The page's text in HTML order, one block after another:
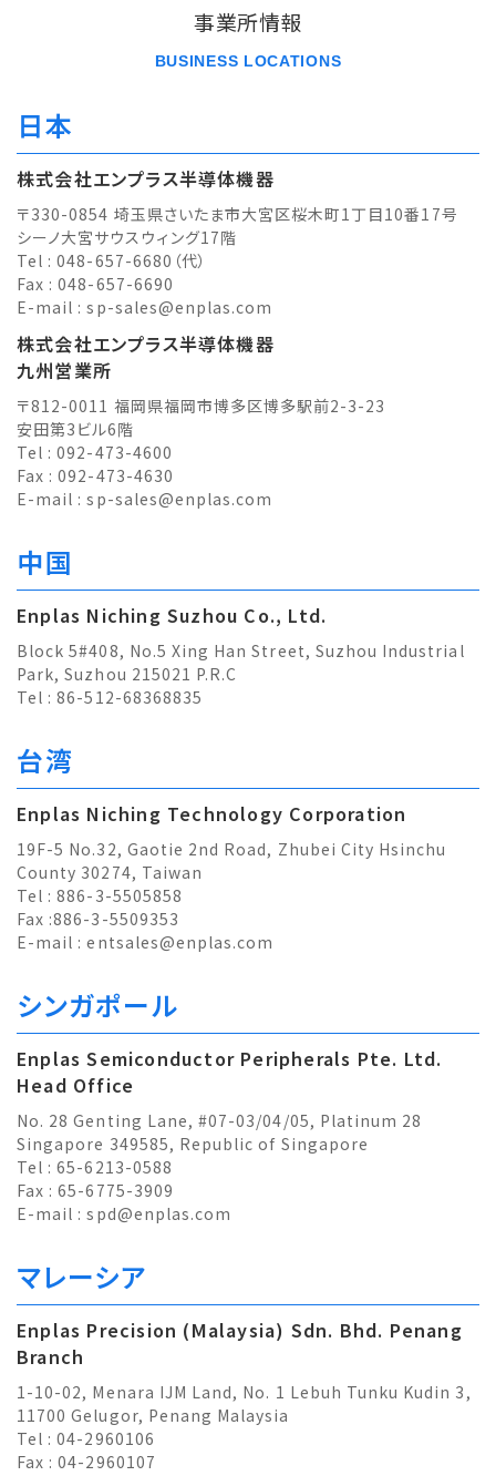
事業所情報
BUSINESS LOCATIONS
日本
株式会社エンプラス半導体機器
〒330-0854 埼玉県さいたま市大宮区桜木町1丁目10番17号
シーノ大宮サウスウィング17階
Tel : 048-657-6680（代）
Fax : 048-657-6690
E-mail :sp-sales@enplas.com
株式会社エンプラス半導体機器
九州営業所
〒812-0011 福岡県福岡市博多区博多駅前2-3-23
安田第3ビル6階
Tel : 092-473-4600
Fax : 092-473-4630
E-mail :sp-sales@enplas.com
中国
Enplas Niching Suzhou Co., Ltd.
Block 5#408, No.5 Xing Han Street, Suzhou Industrial
Park, Suzhou 215021 P.R.C
Tel : 86-512-68368835
台湾
Enplas Niching Technology Corporation
19F-5 No.32, Gaotie 2nd Road, Zhubei City Hsinchu
County 30274, Taiwan
Tel : 886-3-5505858
Fax :886-3-5509353
E-mail :entsales@enplas.com
シンガポール
Enplas Semiconductor Peripherals Pte. Ltd.
Head Office
No. 28 Genting Lane, #07-03/04/05, Platinum 28
Singapore 349585, Republic of Singapore
Tel : 65-6213-0588
Fax : 65-6775-3909
E-mail :spd@enplas.com
マレーシア
Enplas Precision (Malaysia) Sdn. Bhd. Penang
Branch
1-10-02, Menara IJM Land, No. 1 Lebuh Tunku Kudin 3,
11700 Gelugor, Penang Malaysia
Tel : 04-2960106
Fax : 04-2960107